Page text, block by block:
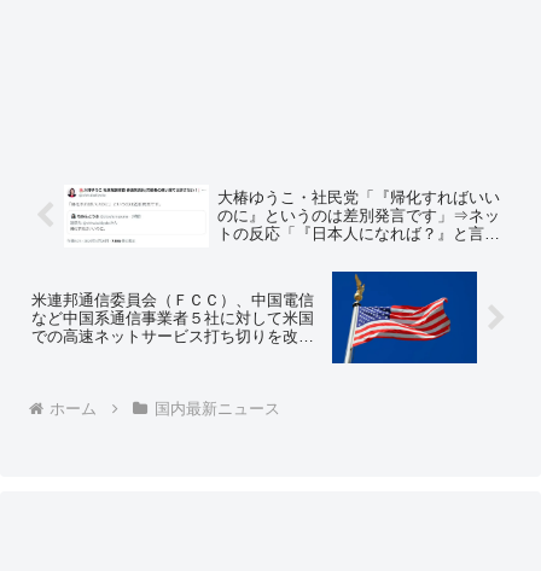
大椿ゆうこ・社民党「『帰化すればいい
のに』というのは差別発言です」⇒ネッ
トの反応「『日本人になれば？』と言う
る日本人が米国人から『帰化すればいい
のに』って言われて『差別だ』… 頭おか
しい奴だと思われるわ」
米連邦通信委員会（ＦＣＣ）、中国電信
など中国系通信事業者５社に対して米国
での高速ネットサービス打ち切りを改め
ホーム
国内最新ニュース